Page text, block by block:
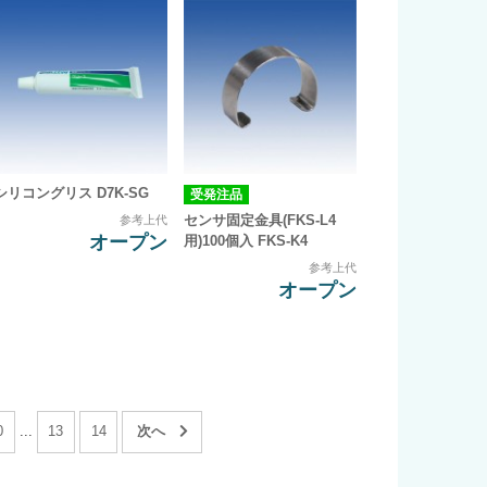
リコングリス D7K-SG
参考上代
オープン
受発注品
センサ固定金具(FKS-L4
用)100個入 FKS-K4
参考上代
オープン
... 13 14